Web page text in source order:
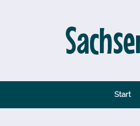
Start